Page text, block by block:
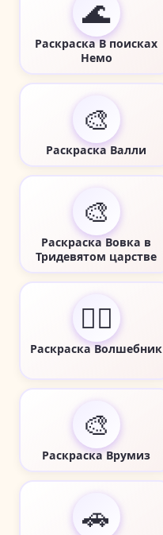
🌊
Раскраска В поисках
Немо
🎨
Раскраска Валли
🎨
Раскраска Вовка в
Тридевятом царстве
🧙‍♂️
Раскраска Волшебник
🎨
Раскраска Врумиз
🚗